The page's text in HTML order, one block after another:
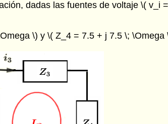
dadas las fuentes de voltaje \( v_i
\) y \( Z_4 = 7.5 + j 7.5 \; \Omega